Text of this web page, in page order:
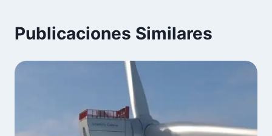
Publicaciones Similares